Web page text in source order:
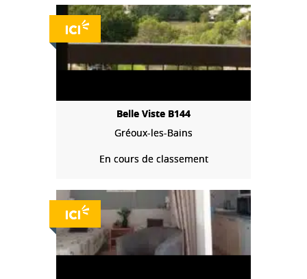
Belle Viste B144
Gréoux-les-Bains
En cours de classement